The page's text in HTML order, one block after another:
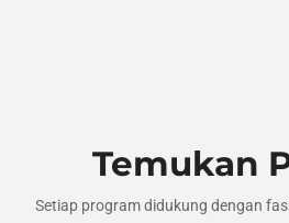
Temukan
Setiap program didukung dengan